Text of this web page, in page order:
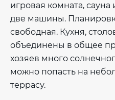
игровая комната,
две машины.
свободная. Кухня,
объединены в общее
хозяев много
можно попасть на
террасу.